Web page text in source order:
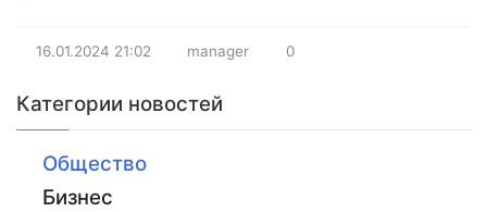
16.01.2024 21:02 manager 0
Категории новостей
Общество
Бизнес